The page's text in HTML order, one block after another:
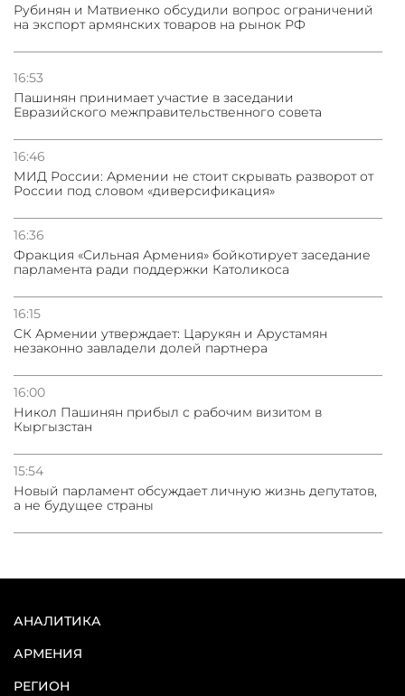
Рубинян и Матвиенко обсудили вопрос ограничений
на экспорт армянских товаров на рынок РФ
16:53
Пашинян принимает участие в заседании
Евразийского межправительственного совета
16:46
МИД России: Армении не стоит скрывать разворот от
России под словом «диверсификация»
16:36
Фракция «Сильная Армения» бойкотирует заседание
парламента ради поддержки Католикоса
16:15
СК Армении утверждает: Царукян и Арустамян
незаконно завладели долей партнера
16:00
Никол Пашинян прибыл с рабочим визитом в
Кыргызстан
15:54
Новый парламент обсуждает личную жизнь депутатов,
а не будущее страны
АНАЛИТИКА
АРМЕНИЯ
РЕГИОН